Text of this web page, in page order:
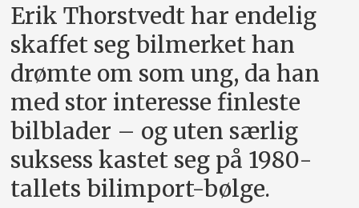
Erik Thorstvedt har endelig
skaffet seg bilmerket han
drømte om som ung, da han
med stor interesse finleste
bilblader – og uten særlig
suksess kastet seg på 1980-
tallets bilimport-bølge.